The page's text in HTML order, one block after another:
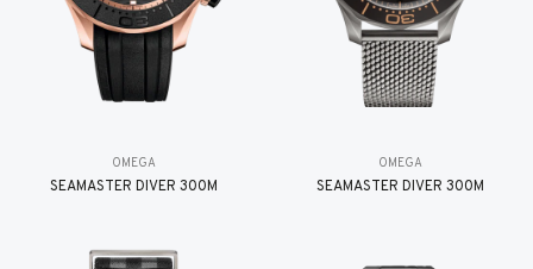
OMEGA
SEAMASTER DIVER 300M
OMEGA
SEAMASTER DIVER 300M